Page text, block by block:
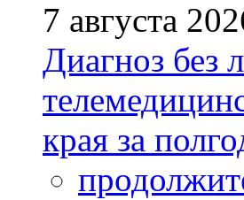
7 августа
Диагноз без
края за